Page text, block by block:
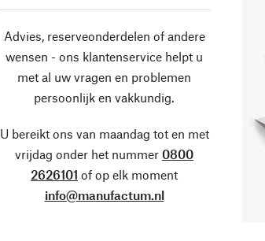
Advies, reserveonderdelen of andere
wensen - ons klantenservice helpt u
met al uw vragen en problemen
persoonlijk en vakkundig.
U bereikt ons van maandag tot en met
vrijdag onder het nummer 0800
2626101 of op elk moment
info@manufactum.nl